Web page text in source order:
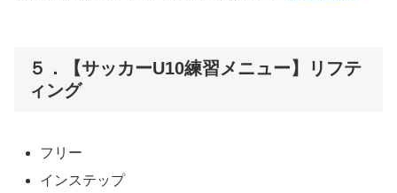
５．【サッカーU10練習メニュー】リフテ
ィング
フリー
インステップ